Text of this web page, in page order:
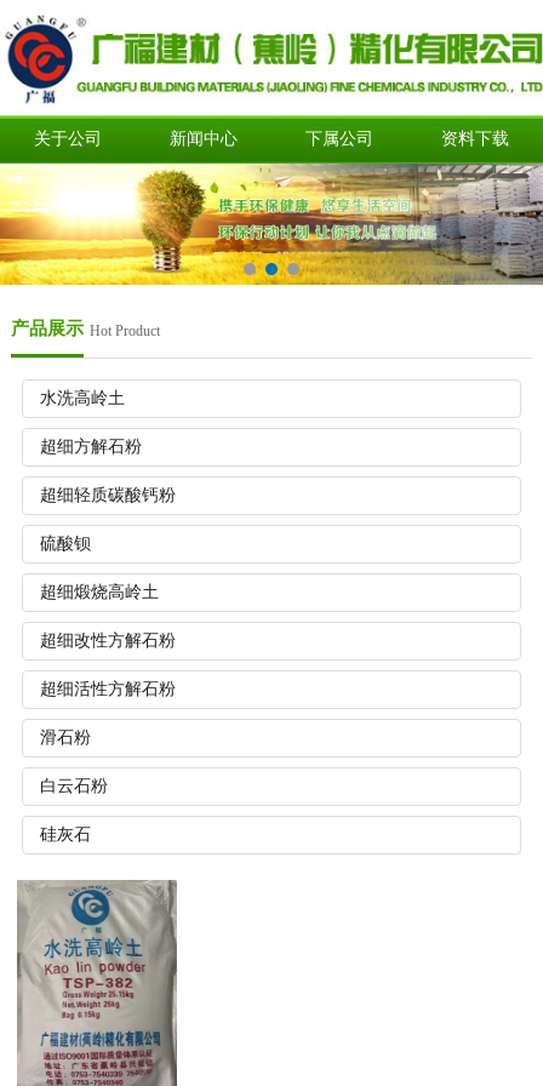
关于公司 新闻中心 下属公司 资料下载
产品展示 Hot Product
水洗高岭土
超细方解石粉
超细轻质碳酸钙粉
硫酸钡
超细煅烧高岭土
超细改性方解石粉
超细活性方解石粉
滑石粉
白云石粉
硅灰石